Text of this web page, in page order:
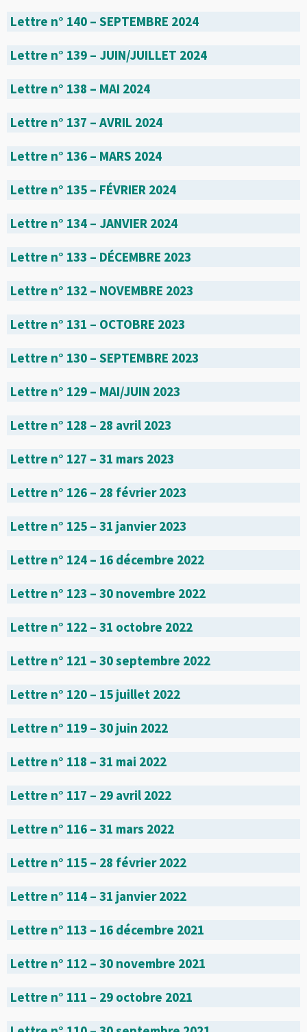
Lettre n° 140 – SEPTEMBRE 2024
Lettre n° 139 – JUIN/JUILLET 2024
Lettre n° 138 – MAI 2024
Lettre n° 137 – AVRIL 2024
Lettre n° 136 – MARS 2024
Lettre n° 135 – FÉVRIER 2024
Lettre n° 134 – JANVIER 2024
Lettre n° 133 – DÉCEMBRE 2023
Lettre n° 132 – NOVEMBRE 2023
Lettre n° 131 – OCTOBRE 2023
Lettre n° 130 – SEPTEMBRE 2023
Lettre n° 129 – MAI/JUIN 2023
Lettre n° 128 – 28 avril 2023
Lettre n° 127 – 31 mars 2023
Lettre n° 126 – 28 février 2023
Lettre n° 125 – 31 janvier 2023
Lettre n° 124 – 16 décembre 2022
Lettre n° 123 – 30 novembre 2022
Lettre n° 122 – 31 octobre 2022
Lettre n° 121 – 30 septembre 2022
Lettre n° 120 – 15 juillet 2022
Lettre n° 119 – 30 juin 2022
Lettre n° 118 – 31 mai 2022
Lettre n° 117 – 29 avril 2022
Lettre n° 116 – 31 mars 2022
Lettre n° 115 – 28 février 2022
Lettre n° 114 – 31 janvier 2022
Lettre n° 113 – 16 décembre 2021
Lettre n° 112 – 30 novembre 2021
Lettre n° 111 – 29 octobre 2021